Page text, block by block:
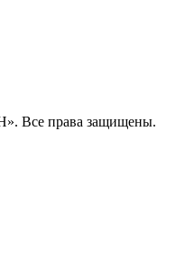
Все права защищены.